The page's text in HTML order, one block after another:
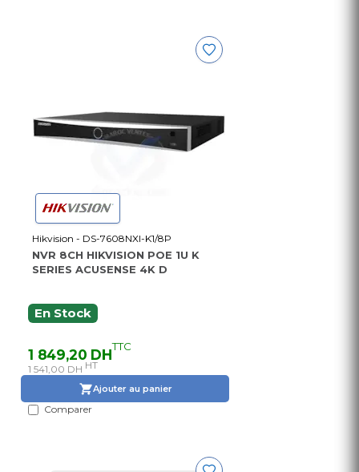
Hikvision - DS-7608NXI-K1/8P
NVR 8CH HIKVISION POE 1U K
SERIES ACUSENSE 4K D
En Stock
1 849,20 DHTTC
1 541,00 DH HT
Ajouter au panier
Comparer